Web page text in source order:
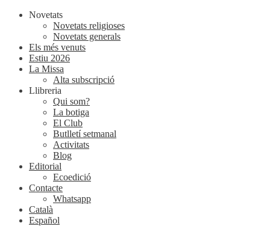
Novetats
Novetats religioses
Novetats generals
Els més venuts
Estiu 2026
La Missa
Alta subscripció
Llibreria
Qui som?
La botiga
El Club
Butlletí setmanal
Activitats
Blog
Editorial
Ecoedició
Contacte
Whatsapp
Català
Español